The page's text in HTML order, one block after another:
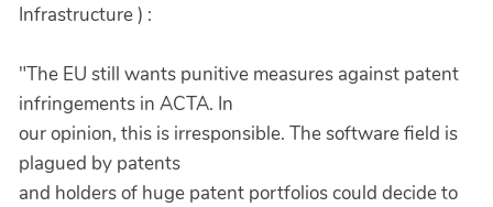
Infrastructure ) :
"The EU still wants punitive measures against patent
infringements in ACTA. In
our opinion, this is irresponsible. The software field is
plagued by patents
and holders of huge patent portfolios could decide to